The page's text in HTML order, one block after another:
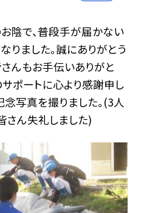
陰で、普段手が届かない
りました。誠にありがとう
んもお手伝いありがと
ポートに心より感謝申し
写真を撮りました。(3人
さん失礼しました)